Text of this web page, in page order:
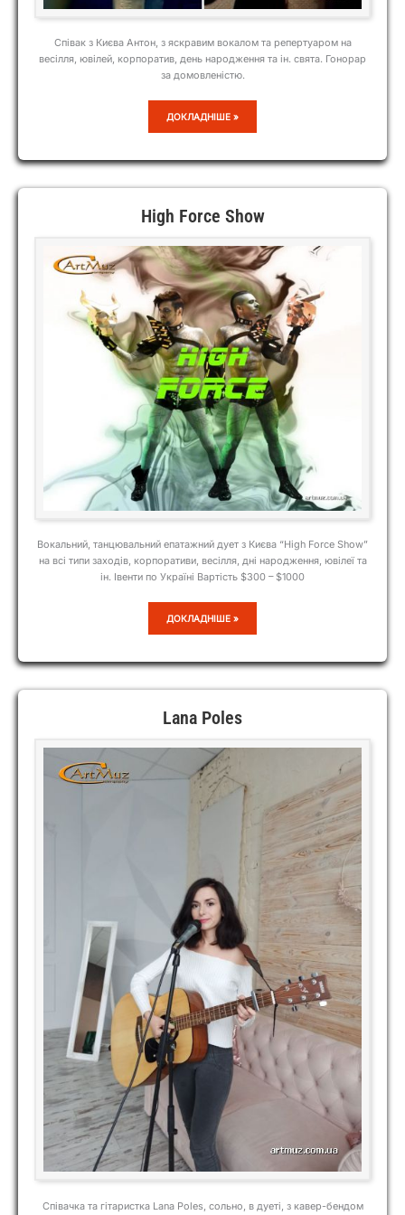
Співак з Києва Антон, з яскравим вокалом та репертуаром на
весілля, ювілей, корпоратив, день народження та ін. свята. Гонорар
за домовленістю.
АНТОН
ДОКЛАДНІШЕ »
High Force Show
Вокальний, танцювальний епатажний дует з Києва “High Force Show”
на всі типи заходів, корпоративи, весілля, дні народження, ювілеї та
ін. Івенти по Україні Вартість $300 – $1000
HIGH
ДОКЛАДНІШЕ »
Lana Poles
Співачка та гітаристка Lana Poles, сольно, в дуеті, з кавер-бендом